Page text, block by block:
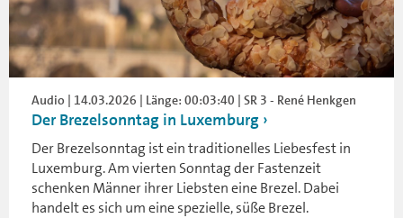
Audio | 14.03.2026 | Länge: 00:03:40 | SR 3 - René Henkgen
Der Brezelsonntag in Luxemburg
Der Brezelsonntag ist ein traditionelles Liebesfest in
Luxemburg. Am vierten Sonntag der Fastenzeit
schenken Männer ihrer Liebsten eine Brezel. Dabei
handelt es sich um eine spezielle, süße Brezel.